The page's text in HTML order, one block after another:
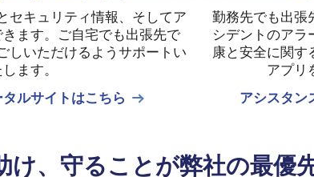
セキュリティ情報、そしてア
きます。ご自宅でも出張先で
しいただけるようサポートい
ます。
ルサイトはこちら
勤務先でも出張
シデントのアラ
康と安全に関す
アプリ
アシスタン
け、守ることが弊社の最優